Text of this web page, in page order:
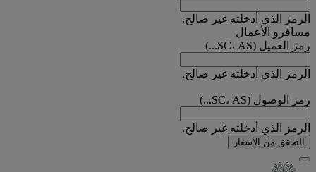
الرمز الذي أدخلته غير صالح.
مسافرو الأعمال
رمز العميل (SC، AS...)
الرمز الذي أدخلته غير صالح.
رمز الوصول (SC، AS...)
الرمز الذي أدخلته غير صالح.
التحقق من الأسعار